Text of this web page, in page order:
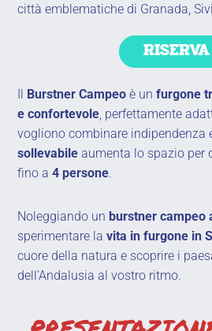
città emblematiche di Granada,
RISERVA
Il Burstner Campeo è unfurgone
e confortevole , perfettamente
vogliono combinare indipendenza
sollevabile aumenta lo spazio per
fino a4 persone.
Noleggiando unburstner campeo
sperimentare lavita in furgone in
cuore della natura e scoprire i
dell’Andalusia al vostro ritmo.